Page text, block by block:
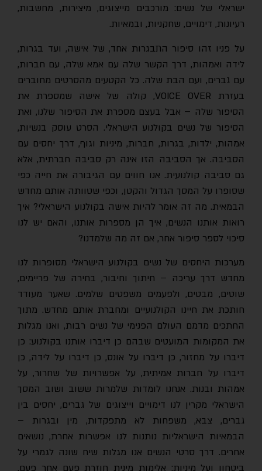
ישראלי של נשים: מורכבים מייצוגים, מיצירות, מחשבות,
רעיונות, דימויים, שחקניות, ובמאיות.
על פניו זהו סיפור התבגרות אחד, של אישה, ועד בגרות,
לידה ואמהות, דרך הקשר שלה עם אמא שלה, עם חברות,
עם גברים, ועם הבת שלה. כל הקטעים מהסרטים מחוברים
בעזרת VOICE OVER, קולה של אישה שמספרת את
הסיפור שלה – אבל בעצם מספרת את הסיפור שלנו, ואת
הסיפור של נשים בקולנוע הישראלי. הסרט עוסק בנשיות,
אמהות, ילדות, בגרות, חברות, מיניות וגוף, דרך יחסים עם
הסביבה. אך הסביבה הזו אינה רק סביבה חברתית, אלא
גם סביבה קולנועית. אנו חווים עם הגיבורה את חייה כפי
שסופרו על המסך הגדול והקטן, וכפי שטוותה אותם מחדש
הבמאית. מה זה אומר להיות אישה בקולנוע הישראלי? איך
רואות אותנו הנשים, איך הן מספרות אותנו, והאם יש לנו
סיכוי לספר סיפור אחר, אם זה מה שלמדנו?
מערכות היחסים של נשים בקולנוע הישראלי מסופרות לנו
מחדש דרך עריכה – חיתוך וחיבור, בחירה של פריימים,
שוטים, מבטים, ולפעמים משפטים שלמים. שאער מעודד
חותכת את חיינו הקולנועיים ומחברת אותם מחדש. מתוך
החתכים מדמם העולם הפנימי של נשים רבות, ואנו מגלות
את המקומות המועטים שבהם כן דיברו אותנו בקולנוע: כן
דיברו על מחזור, כן דיברו על אונס, כן דיברו על לידה, כן
דיברו על חברות אמיתית, על אפשרויות של שחרור, על
אמהות ובנות. אנחנו לומדות שלמרות ששוב ושוב המסך
הישראלי מקרין לנו דימויים וייצוגים של גברים, יחסים בין
גברים, צבא, משפחות לא מתפקדות, מין ובגרות –
הבמאיות הישראליות נותנות לנו אפשרות אחרת, נושאים
אחרים. דרך סרטי הנשים אנו מגלות שיח שונה לגמרי על
ביטחון ועל מיניות: אלימות מינית חוזרת פעם אחר פעם,